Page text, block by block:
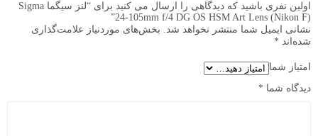
اولین نفری باشید که دیدگاهی را ارسال می کنید برای “لنز سیگما Sigma
24-105mm f/4 DG OS HSM Art Lens (Nikon F)”
نشانی ایمیل شما منتشر نخواهد شد. بخش‌های موردنیاز علامت‌گذاری
شده‌اند *
امتیاز شما
دیدگاه شما *